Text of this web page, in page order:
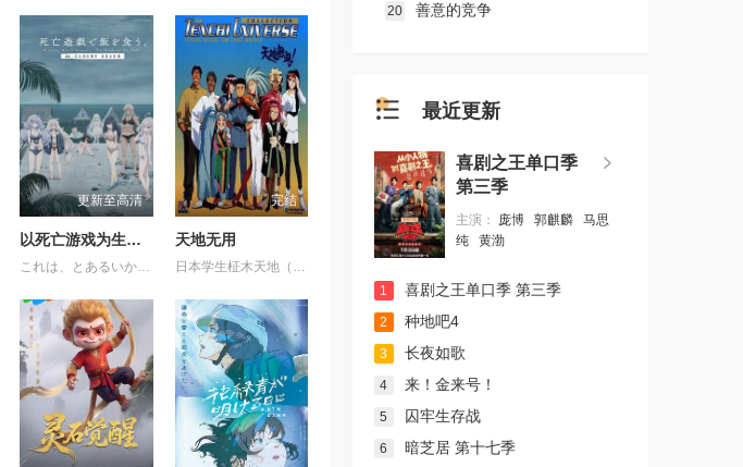
更新至高清
以死亡游戏为生。44:CLOUDY BEACH
これは、とあるいかれた世界の話。 プレイヤーネーム 幽鬼 職業 殺人ゲームのプロフェッショナル。 プレイヤーの生存率が極端に減少するジンクス 三十の壁 を乗り越え、 幽鬼は歩き続ける。 死が隣り合わせのゲーム。続いて挑むは絶海の孤島。 そこに集められたのは8人のプレイヤー。幽鬼が見知った熟練者も、 中にはいた。 ゲーム クラウディビーチ 。 壁を越えた先には、壁を越えた人しかいない。 彼女は今日も、死亡遊戯で飯を食う。
完结
天地无用
20 善意的竞争
最近更新
喜剧之王单口季
第三季
主演： 庞博 郭麒麟
马思
纯
黄渤
1 喜剧之王单口季 第三季
2 种地吧4
3 长夜如歌
4 来！金来号！
5 囚牢生存战
6 暗芝居 第十七季